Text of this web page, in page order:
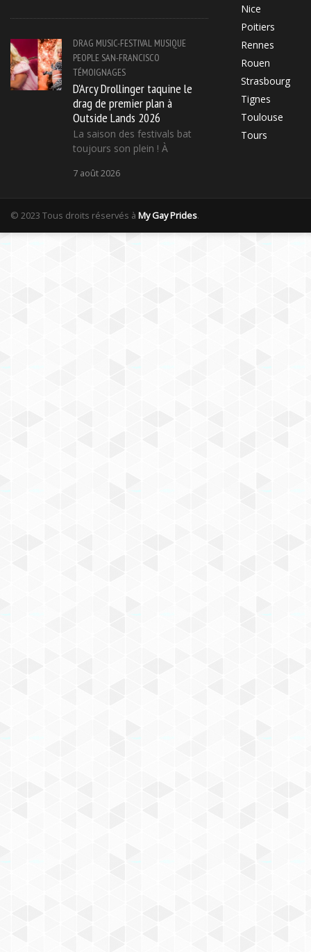
DRAG MUSIC-FESTIVAL MUSIQUE
PEOPLE SAN-FRANCISCO
TÉMOIGNAGES
D'Arcy Drollinger taquine le
drag de premier plan à
Outside Lands 2026
La saison des festivals bat
toujours son plein ! À
7 août 2026
Nice
Poitiers
Rennes
Rouen
Strasbourg
Tignes
Toulouse
Tours
© 2023 Tous droits réservés à My Gay Prides.